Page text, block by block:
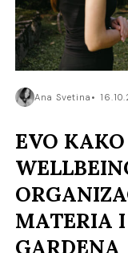
Ana Svetina
EVO
MATERIA
GARDENA